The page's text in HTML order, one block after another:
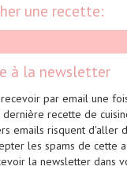
une recette:
à la newsletter
par email une
dernière recette de
emails risquent d'aller
les spams de cette
la newsletter dans